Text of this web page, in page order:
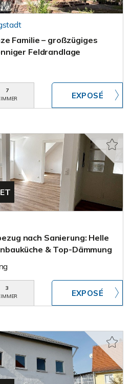
Familie – großzügiges
Feldrandlage
7
nach Sanierung: Helle
& Top-Dämmung
3